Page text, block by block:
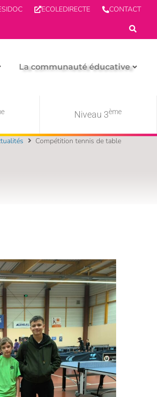
ECOLEDIRECTE CONTACT
La communauté éducative
Niveau 3ème
Compétition tennis de table